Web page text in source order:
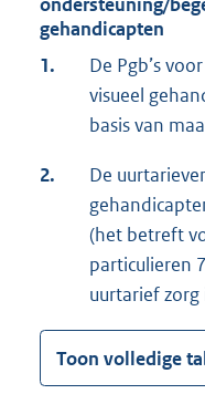
gehandicapten
1.
De Pgb’s
visueel
basis van
2.
De
(het betreft
particulieren
uurtarief
Toon volledige